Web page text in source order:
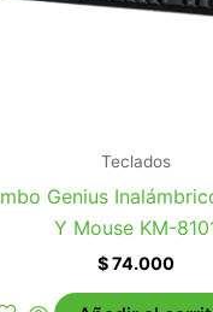
Teclados
Genius
Y Mouse KM-
$74.000